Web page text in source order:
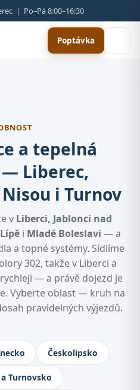
| Po–Pá 8:00–16:30
Poptávka
a tepelná
Liberec,
i Turnov
v Liberci, Jablonci nad
i Mladé Boleslavi — a
a topné systémy. Sídlíme
302, takže v Liberci a
— a právě dojezd je
Vyberte oblast — kruh na
pravidelných výjezdů.
klimatizace:
Českolipsko
Turnovsko